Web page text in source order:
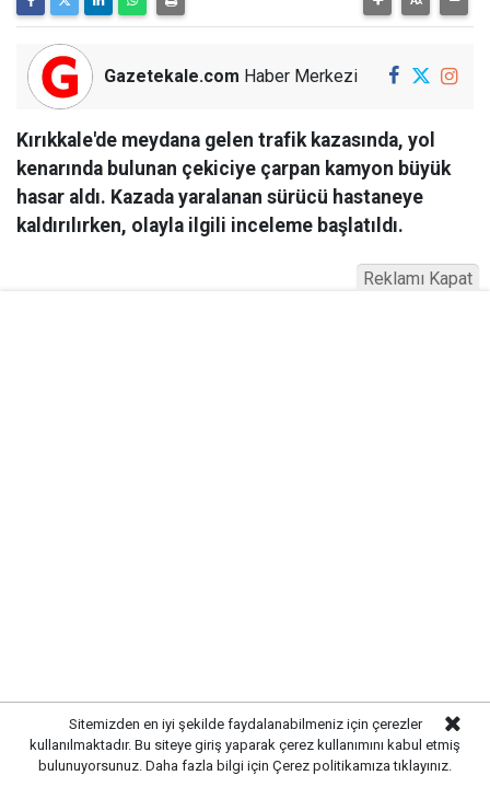
Gazetekale.com Haber Merkezi
Kırıkkale'de meydana gelen trafik kazasında, yol
kenarında bulunan çekiciye çarpan kamyon büyük
hasar aldı. Kazada yaralanan sürücü hastaneye
kaldırılırken, olayla ilgili inceleme başlatıldı.
Sitemizden en iyi şekilde faydalanabilmeniz için çerezler
kullanılmaktadır. Bu siteye giriş yaparak çerez kullanımını kabul etmiş
bulunuyorsunuz. Daha fazla bilgi için Çerez politikamıza tıklayınız.
Reklamı Kapat